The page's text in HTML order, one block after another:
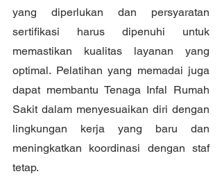
yang diperlukan dan persyaratan
sertifikasi harus dipenuhi untuk
memastikan kualitas layanan yang
optimal. Pelatihan yang memadai juga
dapat membantu Tenaga Infal Rumah
Sakit dalam menyesuaikan diri dengan
lingkungan kerja yang baru dan
meningkatkan koordinasi dengan staf
tetap.